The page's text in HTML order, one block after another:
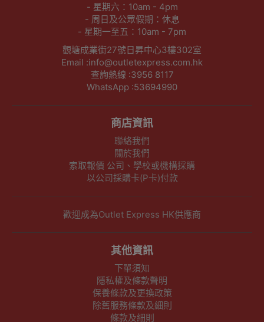
- 星期六：10am - 4pm
- 周日及公眾假期：休息
- 星期一至五：10am - 7pm
觀塘成業街27號日昇中心3樓302室
Email :info@outletexpress.com.hk
查詢熱線 :3956 8117
WhatsApp :53694990
商店資訊
聯絡我們
關於我們
索取報價 公司、學校或機構採購
以公司採購卡(P卡)付款
歡迎成為Outlet Express HK供應商
其他資訊
下單須知
隱私權及條款聲明
保養條款及更換政策
除舊服務條款及細則
條款及細則